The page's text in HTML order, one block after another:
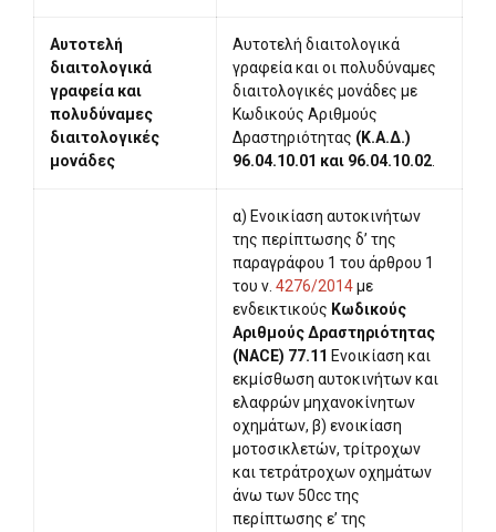
Αυτοτελή
διαιτολογικά
γραφεία και
πολυδύναμες
διαιτολογικές
μονάδες
Αυτοτελή διαιτολογικά
γραφεία και οι πολυδύναμες
διαιτολογικές μονάδες με
Κωδικούς Αριθμούς
Δραστηριότητας (Κ.Α.Δ.)
96.04.10.01 και 96.04.10.02
α) Ενοικίαση αυτοκινήτων
της περίπτωσης δ’ της
παραγράφου 1 του άρθρου 1
του ν. 4276/2014με
ενδεικτικούς Κωδικούς
Αριθμούς Δραστηριότητας
(NACE) 77.11 Ενοικίαση και
εκμίσθωση αυτοκινήτων και
ελαφρών μηχανοκίνητων
οχημάτων, β) ενοικίαση
μοτοσικλετών, τρίτροχων
και τετράτροχων οχημάτων
άνω των 50cc της
περίπτωσης ε’ της